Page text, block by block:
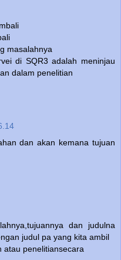
masalahnya
di SQR3 adalah meninjau
dalam penelitian
dan akan kemana tujuan
dan judulna
judul pa yang kita ambil
atau penelitiansecara